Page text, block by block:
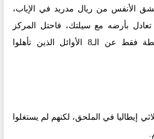
الأنفس من ريال مدريد في الإياب،
تعادل بأرضه مع سيلتك، فاحتل المركز
التاسع بـ15 نقطة، بفارق نقطة فقط عن الـ8 الأوائل الذين تأهلوا
إيطاليا في الملحق، لكنهم لم يستغلوا